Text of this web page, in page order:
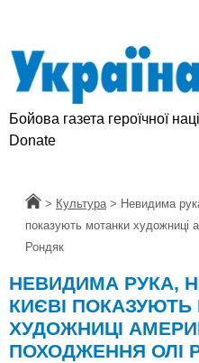
Бойова газета героїчної
Donate
Головна
> Культура > Невидима
показують мотанки художниці
Рондяк
НЕВИДИМА РУКА,
КИЄВІ
ХУДОЖНИЦІ
ПОХОДЖЕННЯ ОЛІ